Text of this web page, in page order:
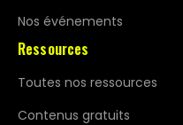
Nos événements
Ressources
Toutes nos ressources
Contenus gratuits